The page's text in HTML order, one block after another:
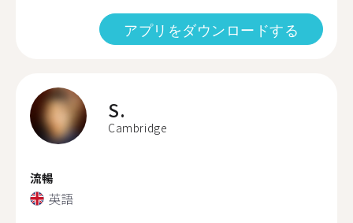
アプリをダウンロードする
S.
Cambridge
流暢
英語